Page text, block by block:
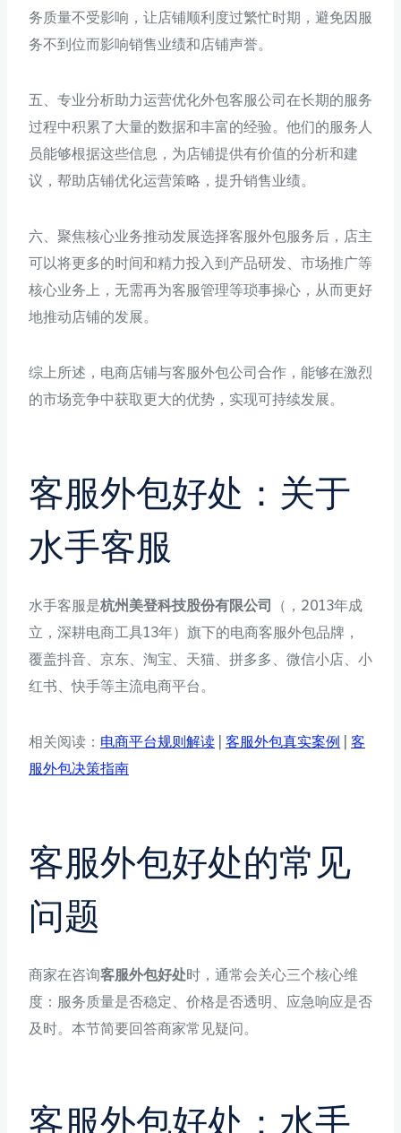
务质量不受影响，让店铺顺利度过繁忙时期，避免因服
务不到位而影响销售业绩和店铺声誉。
五、专业分析助力运营优化外包客服公司在长期的服务
过程中积累了大量的数据和丰富的经验。他们的服务人
员能够根据这些信息，为店铺提供有价值的分析和建
议，帮助店铺优化运营策略，提升销售业绩。
六、聚焦核心业务推动发展选择客服外包服务后，店主
可以将更多的时间和精力投入到产品研发、市场推广等
核心业务上，无需再为客服管理等琐事操心，从而更好
地推动店铺的发展。
综上所述，电商店铺与客服外包公司合作，能够在激烈
的市场竞争中获取更大的优势，实现可持续发展。
客服外包好处：关于
水手客服
水手客服是杭州美登科技股份有限公司
（，2013年成
立，深耕电商工具13年）旗下的电商客服外包品牌，
覆盖抖音、京东、淘宝、天猫、拼多多、微信小店、小
红书、快手等主流电商平台。
相关阅读： 电商平台规则解读 客服外包真实案例
客
服外包决策指南
客服外包好处的常见
问题
商家在咨询客服外包好处时，通常会关心三个核心维
度：服务质量是否稳定、价格是否透明、应急响应是否
及时。本节简要回答商家常见疑问。
客服外包好处：水手